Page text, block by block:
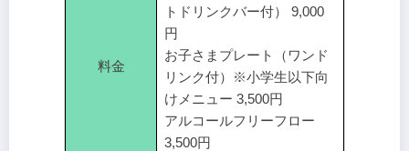
料金
トドリンクバー付） 9,000
円
お子さまプレート（ワンド
リンク付）※小学生以下向
けメニュー 3,500円
アルコールフリーフロー
3,500円